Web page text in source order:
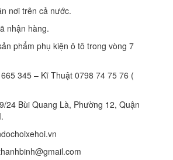
nơi trên cả nước.
nhận hàng.
phẩm phụ kiện ô tô trong vòng 7
345 – Kĩ Thuật 0798 74 75 76 (
24 Bùi Quang Là, Phường 12, Quận